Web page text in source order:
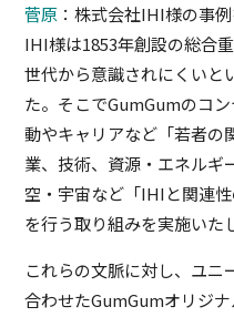
菅原 ：株式会社IHI様の事
IHI様は1853年創設の総合
世代から意識されにくいと
た。そこでGumGumのコ
動やキャリアなど「若者の
業、技術、資源・エネルギ
空・宇宙など「IHIと関連
を行う取り組みを実施いた
これらの文脈に対し、ユニ
合わせたGumGumオリジ